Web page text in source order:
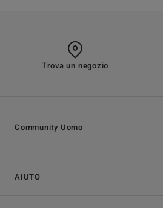
Trova un negozio
AIUTO
Community Uomo